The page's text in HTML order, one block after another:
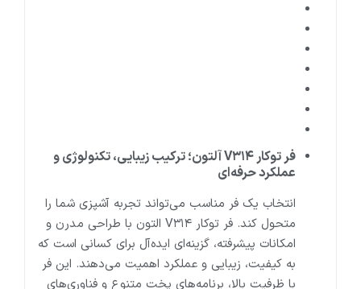
فر توکار
آلتون؛ ترکیب زیبایی، تکنولوژی و
عملکرد حرفه‌ای
انتخاب یک فر مناسب می‌تواند تجربه آشپزی شما را
متحول کند. فر توکار V۳۱۴ التون با طراحی مدرن و
امکانات پیشرفته، گزینه‌ای ایده‌آل برای کسانی است که
به کیفیت، زیبایی و عملکرد اهمیت می‌دهند. این فر
با ظرفیت بالا، برنامه‌های پخت متنوع و فناوری‌های